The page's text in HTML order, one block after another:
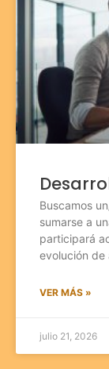
Buscamos
sumarse a
participará
evolución de
VER MÁS »
julio 21, 2026